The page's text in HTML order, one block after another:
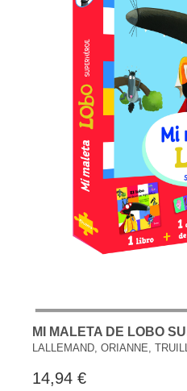
MI MALETA DE LOBO
LALLEMAND, ORIANNE,
14,94 €